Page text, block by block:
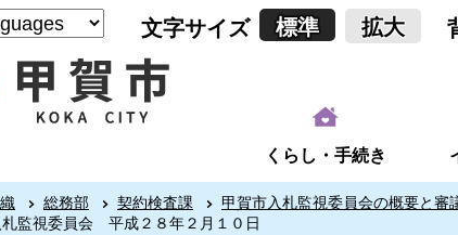
文字サイズ 標準 拡大
くらし・手続き
総務部 契約検査課
甲賀市入札監視委員会の概要と審
監視委員会 平成２８年２月１０日